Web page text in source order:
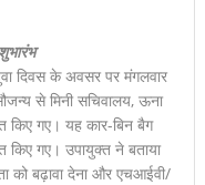
दिवस के अवसर पर मंगलवार
से मिनी सचिवालय, ऊना
किए गए। यह कार-बिन बैग
किए गए। उपायुक्त ने बताया
को बढ़ावा देना और एचआईवी/